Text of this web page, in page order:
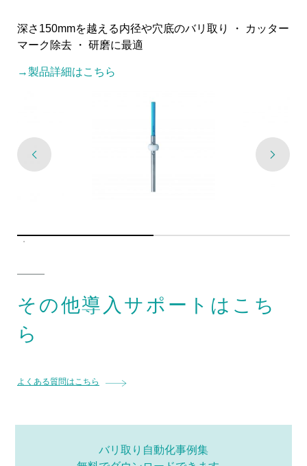
深さ150mmを越える内径や穴底のバリ取り ・ カッター
マーク除去 ・ 研磨に最適
→製品詳細はこちら
その他導入サポートはこち
ら
よくある質問はこちら
バリ取り自動化事例集